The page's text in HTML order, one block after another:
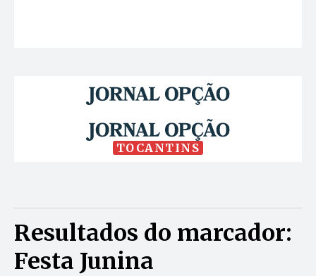
TOCANTINS
Resultados do marcador:
Festa Junina